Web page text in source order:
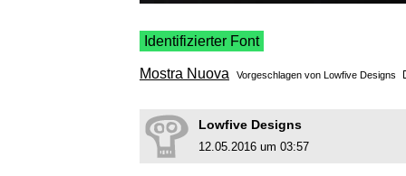
Identifizierter Font
Mostra Nuova Vorgeschlagen von Lowfive Designs
Lowfive Designs
12.05.2016 um 03:57